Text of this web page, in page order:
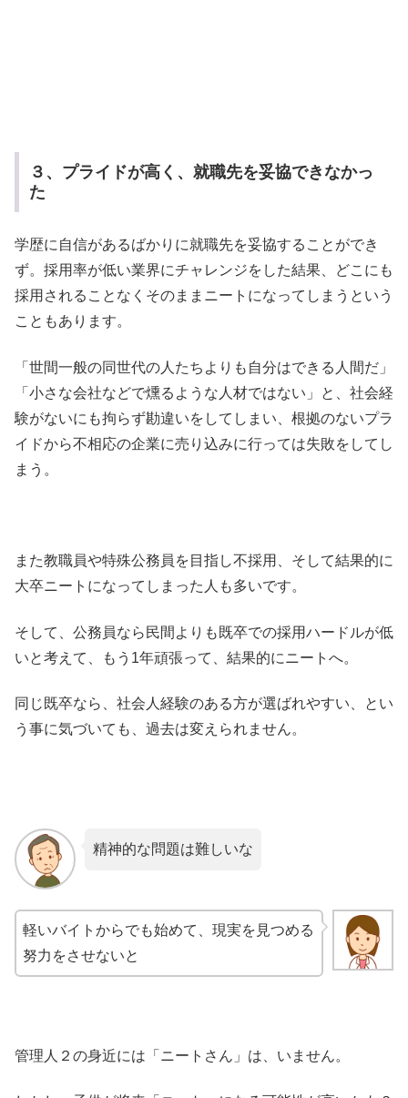
３、プライドが高く、就職先を妥協できなかっ
た
学歴に自信があるばかりに就職先を妥協することができ
ず。採用率が低い業界にチャレンジをした結果、どこにも
採用されることなくそのままニートになってしまうという
こともあります。
「世間一般の同世代の人たちよりも自分はできる人間だ」
「小さな会社などで燻るような人材ではない」と、社会経
験がないにも拘らず勘違いをしてしまい、根拠のないプラ
イドから不相応の企業に売り込みに行っては失敗をしてし
まう。
また教職員や特殊公務員を目指し不採用、そして結果的に
大卒ニートになってしまった人も多いです。
そして、公務員なら民間よりも既卒での採用ハードルが低
いと考えて、もう1年頑張って、結果的にニートへ。
同じ既卒なら、社会人経験のある方が選ばれやすい、とい
う事に気づいても、過去は変えられません。
精神的な問題は難しいな
軽いバイトからでも始めて、現実を見つめる
努力をさせないと
管理人２の身近には「ニートさん」は、いません。